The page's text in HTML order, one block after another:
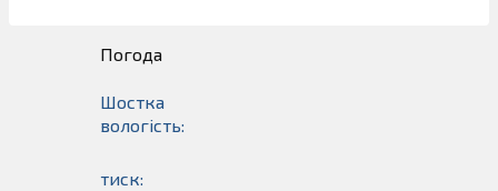
Погода
Шостка
вологість:
тиск: